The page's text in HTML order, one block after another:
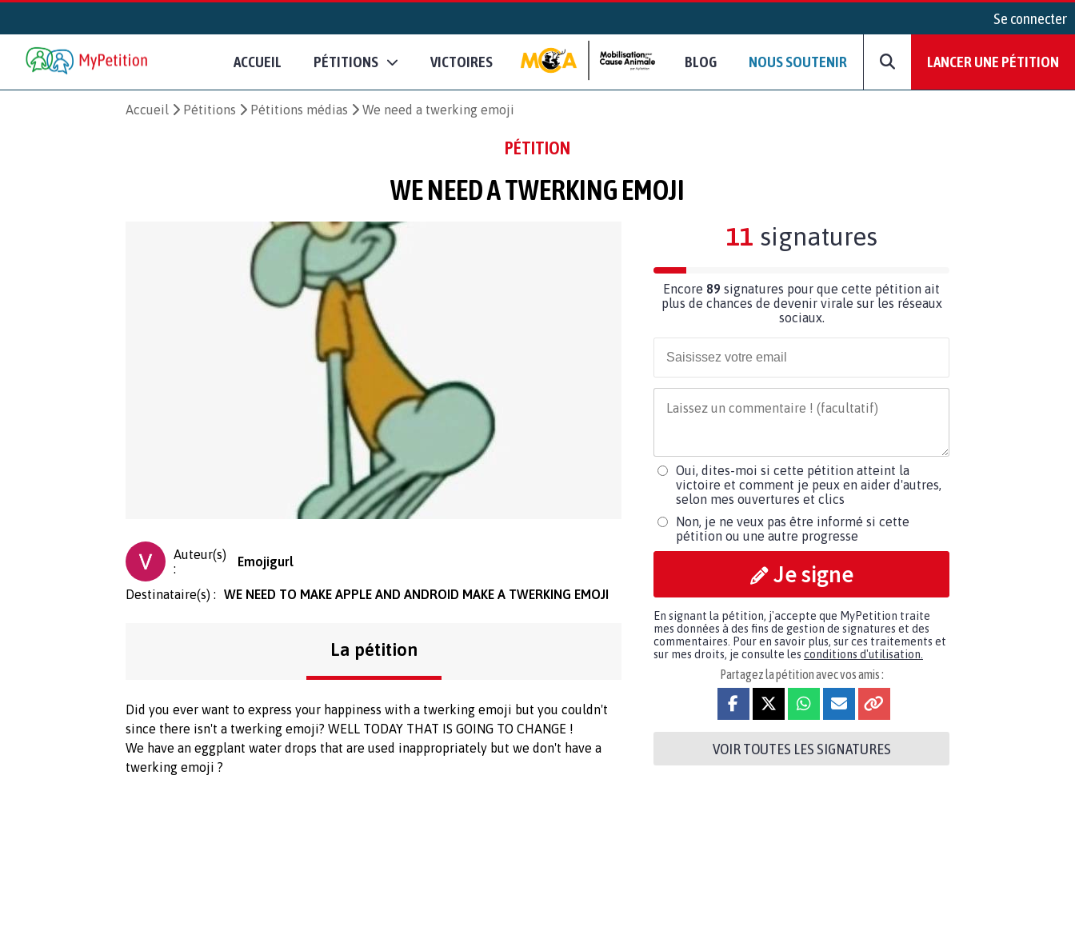
Se connecter
ACCUEIL PÉTITIONS VICTOIRES BLOG NOUS SOUTENIR LANCER UNE PÉTITION
Accueil Pétitions Pétitions médias We need a twerking emoji
PÉTITION
WE NEED A TWERKING EMOJI
Auteur(s)
:
Emojigurl
Destinataire(s) : WE NEED TO MAKE APPLE AND ANDROID MAKE A TWERKING EMOJI
La pétition
Did you ever want to express your happiness with a twerking emoji but you couldn't
since there isn't a twerking emoji? WELL TODAY THAT IS GOING TO CHANGE !
We have an eggplant water drops that are used inappropriately but we don't have a
twerking emoji ?
11 signatures
Encore 89 signatures pour que cette pétition ait
plus de chances de devenir virale sur les réseaux
sociaux.
Oui, dites-moi si cette pétition atteint la
victoire et comment je peux en aider d'autres,
selon mes ouvertures et clics
Non, je ne veux pas être informé si cette
pétition ou une autre progresse
Je signe
En signant la pétition, j'accepte que MyPetition traite
mes données à des fins de gestion de signatures et des
commentaires. Pour en savoir plus, sur ces traitements et
sur mes droits, je consulte les conditions d'utilisation.
Partagez la pétition avec vos amis :
VOIR TOUTES LES SIGNATURES